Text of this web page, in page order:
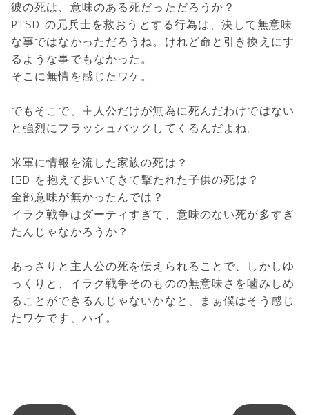
彼の死は、意味のある死だっただろうか？
PTSD の元兵士を救おうとする行為は、決して無意味
な事ではなかっただろうね。けれど命と引き換えにす
るような事でもなかった。
そこに無情を感じたワケ。
でもそこで、主人公だけが無為に死んだわけではない
と強烈にフラッシュバックしてくるんだよね。
米軍に情報を流した家族の死は？
IED を抱えて歩いてきて撃たれた子供の死は？
全部意味が無かったんでは？
イラク戦争はダーティすぎて、意味のない死が多すぎ
たんじゃなかろうか？
あっさりと主人公の死を伝えられることで、しかしゆ
っくりと、イラク戦争そのものの無意味さを噛みしめ
ることができるんじゃないかなと、まぁ僕はそう感じ
たワケです、ハイ。